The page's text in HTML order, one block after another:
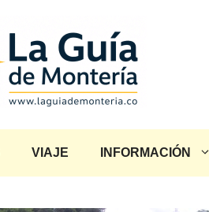
VIAJE INFORMACIÓN